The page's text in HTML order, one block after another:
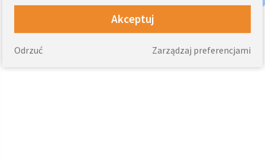
Akceptuj
Zarządzaj preferencjami
Odrzuć